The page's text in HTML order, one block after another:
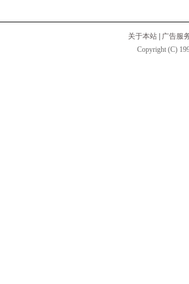
关于本站
广告服
Copyright (C)